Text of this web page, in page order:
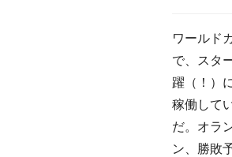
ワールド
で、スタ
躍（！）
稼働して
だ。オラ
ン、勝敗